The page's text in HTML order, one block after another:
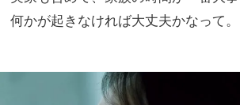
何かが起きなければ大丈夫かなって。